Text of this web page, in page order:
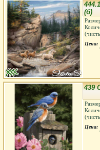
(б)
Цена:
439
Цена: